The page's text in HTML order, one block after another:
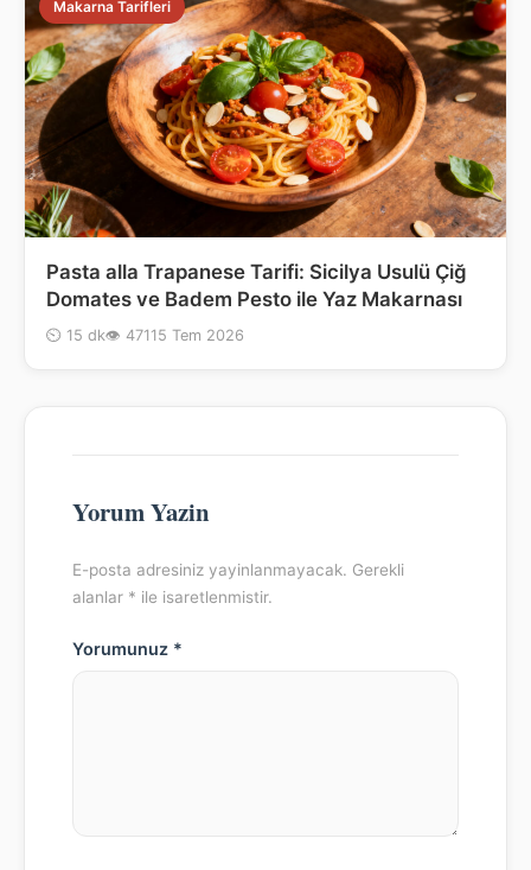
Makarna Tarifleri
Pasta alla Trapanese Tarifi: Sicilya Usulü Çiğ
Domates ve Badem Pesto ile Yaz Makarnası
⏲ 15 dk👁 471 15 Tem 2026
Yorum Yazin
E-posta adresiniz yayinlanmayacak. Gerekli
alanlar * ile isaretlenmistir.
Yorumunuz *